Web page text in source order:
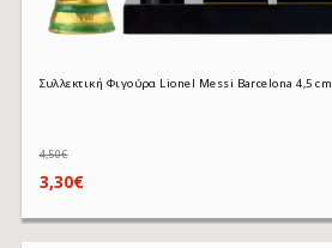
Συλλεκτική Φιγούρα Lionel Messi Barcelona 4,5 cm
3,30€
4,50€